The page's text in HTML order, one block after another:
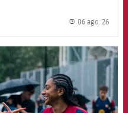
06 ago. 26
Barcelona badge